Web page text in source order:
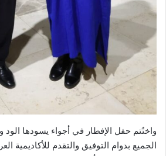
واختُتم حفل الإفطار في أجواء يسودها
الجميع بدوام التوفيق والتقدم للأكاديمية